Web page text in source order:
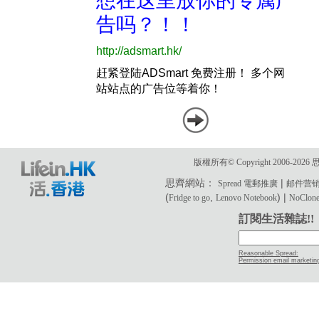
版權所有© Copyright 2006-2026
思齊網站：Spread 電郵推廣 |邮件营
(Fridge to go ,Lenovo Notebook) |